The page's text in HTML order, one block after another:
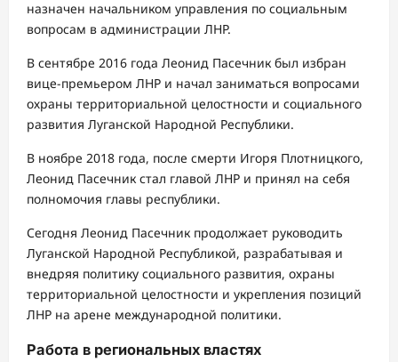
назначен начальником управления по социальным
вопросам в администрации ЛНР.
В сентябре 2016 года Леонид Пасечник был избран
вице-премьером ЛНР и начал заниматься вопросами
охраны территориальной целостности и социального
развития Луганской Народной Республики.
В ноябре 2018 года, после смерти Игоря Плотницкого,
Леонид Пасечник стал главой ЛНР и принял на себя
полномочия главы республики.
Сегодня Леонид Пасечник продолжает руководить
Луганской Народной Республикой, разрабатывая и
внедряя политику социального развития, охраны
территориальной целостности и укрепления позиций
ЛНР на арене международной политики.
Работа в региональных властях